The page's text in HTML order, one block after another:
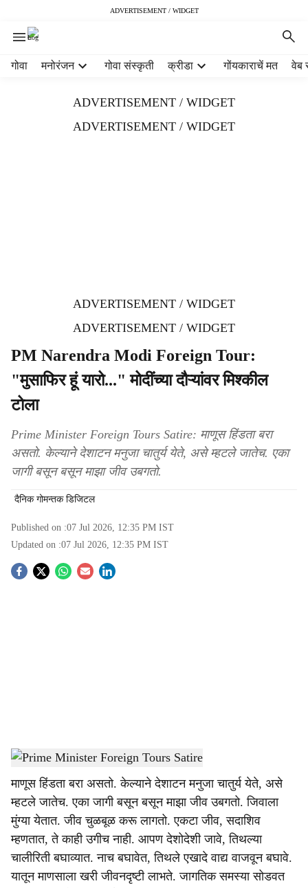
ADVERTISEMENT / WIDGET
गोवा मनोरंजन गोवा संस्कृती क्रीडा गोंयकाराचें मत वेब
ADVERTISEMENT / WIDGET
ADVERTISEMENT / WIDGET
ADVERTISEMENT / WIDGET
ADVERTISEMENT / WIDGET
PM Narendra Modi Foreign Tour:
"मुसाफिर हूं यारो..." मोदींच्या दौऱ्यांवर मिश्कील
टोला
Prime Minister Foreign Tours Satire: माणूस हिंडता बरा
असतो. केल्याने देशाटन मनुजा चातुर्य येते, असे म्हटले जातेच. एका
जागी बसून बसून माझा जीव उबगतो.
दैनिक गोमन्तक डिजिटल
Published on :07 Jul 2026, 12:35 PM IST
Updated on :07 Jul 2026, 12:35 PM IST
S
a
r
e
PM Narendra Modi Foreign Tour-Dainik Gomantak
माणूस हिंडता बरा असतो. केल्याने देशाटन मनुजा चातुर्य येते, असे
म्हटले जातेच. एका जागी बसून बसून माझा जीव उबगतो. जिवाला
मुंग्या येतात. जीव चुळबूळ करू लागतो. एकटा जीव, सदाशिव
म्हणतात, ते काही उगीच नाही. आपण देशोदेशी जावे, तिथल्या
चालीरिती बघाव्यात. नाच बघावेत, तिथले एखादे वाद्य वाजवून बघावे.
यातून माणसाला खरी जीवनदृष्टी लाभते. जागतिक समस्या सोडवत